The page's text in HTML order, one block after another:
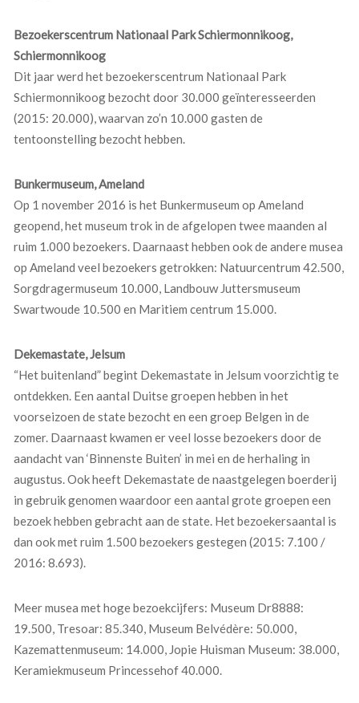
Bezoekerscentrum Nationaal Park Schiermonnikoog,
Schiermonnikoog
Dit jaar werd het bezoekerscentrum Nationaal Park
Schiermonnikoog bezocht door 30.000 geïnteresseerden
(2015: 20.000), waarvan zo’n 10.000 gasten de
tentoonstelling bezocht hebben.
Bunkermuseum, Ameland
Op 1 november 2016 is het Bunkermuseum op Ameland
geopend, het museum trok in de afgelopen twee maanden al
ruim 1.000 bezoekers. Daarnaast hebben ook de andere musea
op Ameland veel bezoekers getrokken: Natuurcentrum 42.500,
Sorgdragermuseum 10.000, Landbouw Juttersmuseum
Swartwoude 10.500 en Maritiem centrum 15.000.
Dekemastate, Jelsum
“Het buitenland” begint Dekemastate in Jelsum voorzichtig te
ontdekken. Een aantal Duitse groepen hebben in het
voorseizoen de state bezocht en een groep Belgen in de
zomer. Daarnaast kwamen er veel losse bezoekers door de
aandacht van ‘Binnenste Buiten’ in mei en de herhaling in
augustus. Ook heeft Dekemastate de naastgelegen boerderij
in gebruik genomen waardoor een aantal grote groepen een
bezoek hebben gebracht aan de state. Het bezoekersaantal is
dan ook met ruim 1.500 bezoekers gestegen (2015: 7.100 /
2016: 8.693).
Meer musea met hoge bezoekcijfers: Museum Dr8888:
19.500, Tresoar: 85.340, Museum Belvédère: 50.000,
Kazemattenmuseum: 14.000, Jopie Huisman Museum: 38.000,
Keramiekmuseum Princessehof 40.000.